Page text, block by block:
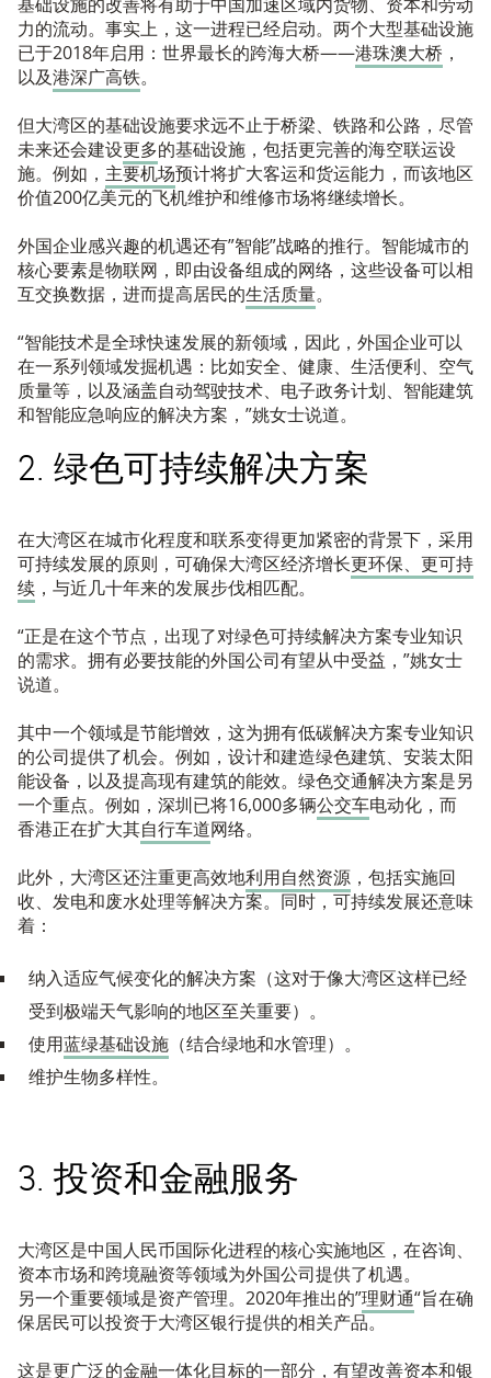
力的流动。事实上，这一进程已经启动。两个大型基础设施
已于2018年启用：世界最长的跨海大桥——港珠澳大桥 ，
以及港深广高铁。
但大湾区的基础设施要求远不止于桥梁、铁路和公路，尽管
未来还会建设更多的基础设施，包括更完善的海空联运设
施。例如， 主要机场预计将扩大客运和货运能力，而该地区
价值200亿美元的飞机维护和维修市场将继续增长。
外国企业感兴趣的机遇还有”智能”战略的推行。智能城市的
核心要素是物联网，即由设备组成的网络，这些设备可以相
互交换数据，进而提高居民的生活质量。
“智能技术是全球快速发展的新领域，因此，外国企业可以
在一系列领域发掘机遇：比如安全、健康、生活便利、空气
质量等，以及涵盖自动驾驶技术、电子政务计划、智能建筑
和智能应急响应的解决方案，”姚女士说道。
2. 绿色可持续解决方案
在大湾区在城市化程度和联系变得更加紧密的背景下，采用
可持续发展的原则，可确保大湾区经济增长更环保、更可持
续 ，与近几十年来的发展步伐相匹配。
“正是在这个节点，出现了对绿色可持续解决方案专业知识
的需求。拥有必要技能的外国公司有望从中受益，”姚女士
说道。
其中一个领域是节能增效，这为拥有低碳解决方案专业知识
的公司提供了机会。例如，设计和建造绿色建筑、安装太阳
能设备，以及提高现有建筑的能效。绿色交通解决方案是另
一个重点。例如，深圳已将16,000多辆公交车电动化，而
香港正在扩大其自行车道网络。
此外，大湾区还注重更高效地利用自然资源 ，包括实施回
收、发电和废水处理等解决方案。同时，可持续发展还意味
着：
纳入适应气候变化的解决方案（这对于像大湾区这样已经
受到极端天气影响的地区至关重要）。
使用蓝绿基础设施 （结合绿地和水管理）。
维护生物多样性。
3. 投资和金融服务
大湾区是中国人民币国际化进程的核心实施地区，在咨询、
资本市场和跨境融资等领域为外国公司提供了机遇。
另一个重要领域是资产管理。2020年推出的”理财通“旨在确
保居民可以投资于大湾区银行提供的相关产品。
这是更广泛的金融一体化目标的一部分，有望改善资本和银